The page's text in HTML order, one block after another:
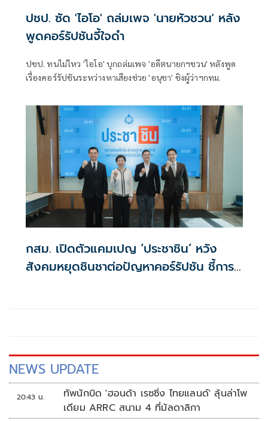
ปชป. ซัด 'ไอโอ' ถล่มเพจ 'นายหัวชวน' หลัง
พูดคอร์รัปชันจี้ใจดำ
ปชป. ทนไม่ไหว 'ไอโอ' บุกถล่มเพจ 'อดีตนายกฯชวน' หลังพูด
เรื่องคอร์รัปชันระหว่างหาเสียงช่วย 'อนุชา' ชิงผู้ว่าฯกทม.
กสม. เปิดตัวแคมเปญ ‘ประชาชิน’ หวัง
สังคมหยุดชินชาต่อปัญหาคอร์รัปชัน ชี้การ
NEWS UPDATE
20:43 น.
ทัพนักบิด 'ฮอนด้า เรซซิ่ง ไทยแลนด์' ลุ้นล่าโพ
เดียม ARRC สนาม 4 ที่มัลดาลิกา